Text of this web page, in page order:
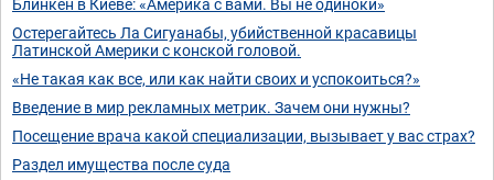
Блинкен в Киеве: «Америка с вами. Вы не одиноки»
Остерегайтесь Ла Сигуанабы, убийственной красавицы
Латинской Америки с конской головой.
«Не такая как все, или как найти своих и успокоиться?»
Введение в мир рекламных метрик. Зачем они нужны?
Посещение врача какой специализации, вызывает у вас страх?
Раздел имущества после суда